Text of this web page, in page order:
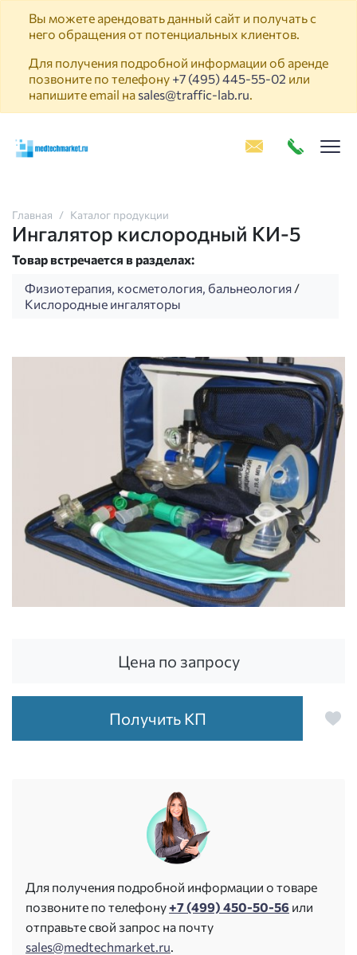
Вы можете арендовать данный сайт и получать с
него обращения от потенциальных клиентов.
Для получения подробной информации об аренде
позвоните по телефону +7 (495) 445-55-02 или
напишите email на sales@traffic-lab.ru.
Главная Каталог продукции
Ингалятор кислородный КИ-5
Товар встречается в разделах:
Физиотерапия, косметология, бальнеология /
Кислородные ингаляторы
Цена по запросу
Получить КП
Для получения подробной информации о товаре
позвоните по телефону+7 (499) 450-50-56 или
отправьте свой запрос на почту
sales@medtechmarket.ru